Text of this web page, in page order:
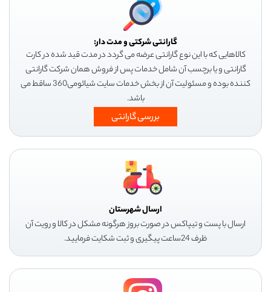
گارانتی شرکتی و مدت دار:
کالاهایی که با این نوع گارانتی عرضه می گردد در مدت قید شده در کارت
گارانتی و یا برچسب آن شامل خدمات پس از فروش همان شرکت گارانتی
کننده بوده و مسئولیت آن از بخش خدمات سایت شیائومی360 ساقط می
باشد.
بررسی گارانتی
ارسال شهرستان
ارسال با پست و تیپاکس در صورت بروز هرگونه مشکل در کالا و رویت آن
ظرف 24ساعت پیگیری و ثبت شکایت فرمایید.